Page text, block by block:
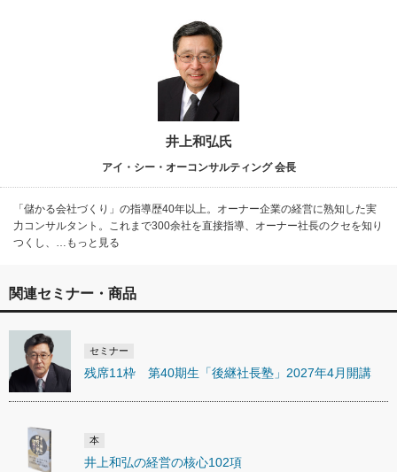
井上和弘氏
アイ・シー・オーコンサルティング 会長
「儲かる会社づくり」の指導歴40年以上。オーナー企業の経営に熟知した実
力コンサルタント。これまで300余社を直接指導、オーナー社長のクセを知り
つくし、…もっと見る
関連セミナー・商品
セミナー
残席11枠 第40期生「後継社長塾」2027年4月開講
本
井上和弘の経営の核心102項